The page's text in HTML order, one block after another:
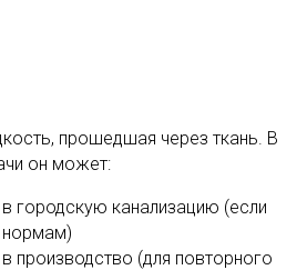
прошедшая через ткань. В
он может:
городскую канализацию (если
нормам)
производство (для повторного